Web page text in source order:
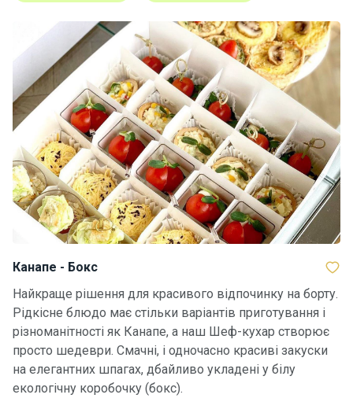
Канапе - Бокс
Найкраще рішення для красивого відпочинку на борту.
Рідкісне блюдо має стільки варіантів приготування і
різноманітності як Канапе, а наш Шеф-кухар створює
просто шедеври. Смачні, і одночасно красиві закуски
на елегантних шпагах, дбайливо укладені у білу
екологічну коробочку (бокс).